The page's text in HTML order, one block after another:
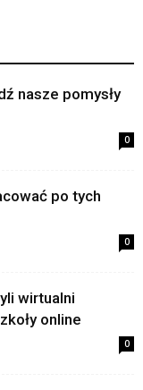
nasze pomysły
0
po tych
0
wirtualni
online
0